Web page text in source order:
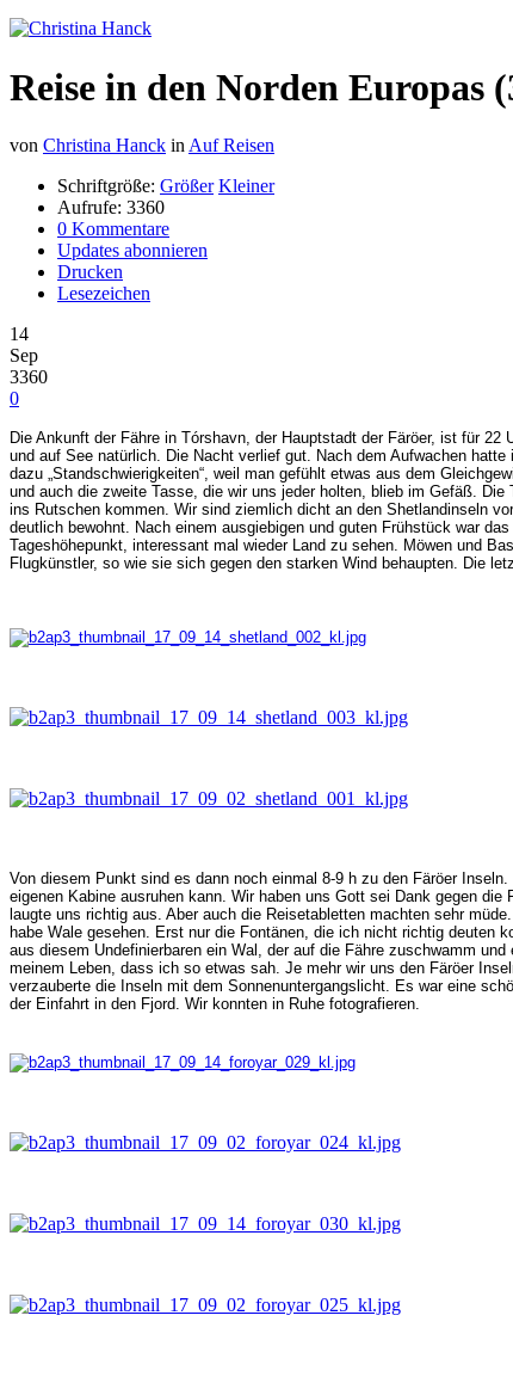
Reise in den Norden Europas
von Christina Hanck in Auf Reisen
Schriftgröße: Größer Kleiner
Aufrufe: 3360
0 Kommentare
Updates abonnieren
Drucken
Lesezeichen
14
Sep
3360
0
Die Ankunft der Fähre in Tórshavn, der Hauptstadt der Färöer, ist für 22
und auf See natürlich. Die Nacht verlief gut. Nach dem Aufwachen
dazu „Standschwierigkeiten“, weil man gefühlt etwas aus dem
und auch die zweite Tasse, die wir uns jeder holten, blieb im Gefäß.
ins Rutschen kommen. Wir sind ziemlich dicht an den Shetlandinseln
deutlich bewohnt. Nach einem ausgiebigen und guten Frühstück war
Tageshöhepunkt, interessant mal wieder Land zu sehen. Möwen und
Flugkünstler, so wie sie sich gegen den starken Wind behaupten. Die
Von diesem Punkt sind es dann noch einmal 8-9 h zu den Färöer
eigenen Kabine ausruhen kann. Wir haben uns Gott sei Dank gegen
laugte uns richtig aus. Aber auch die Reisetabletten machten sehr
habe Wale gesehen. Erst nur die Fontänen, die ich nicht richtig deuten
aus diesem Undefinierbaren ein Wal, der auf die Fähre zuschwamm
meinem Leben, dass ich so etwas sah. Je mehr wir uns den Färöer
verzauberte die Inseln mit dem Sonnenuntergangslicht. Es war eine
der Einfahrt in den Fjord. Wir konnten in Ruhe fotografieren.